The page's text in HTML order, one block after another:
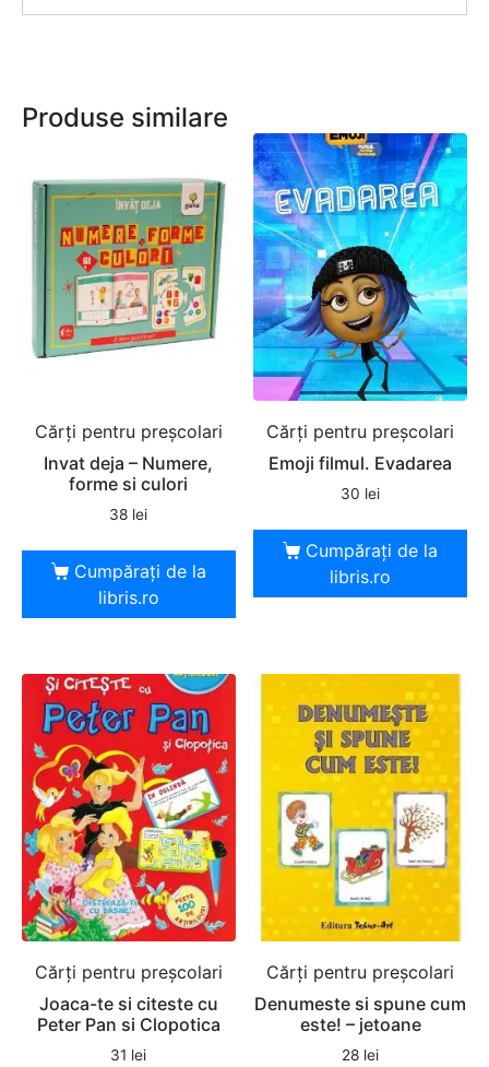
Produse similare
Cărți pentru preșcolari
Invat deja – Numere,
forme si culori
38 lei
Cumpărați de la
libris.ro
Cărți pentru preșcolari
Emoji filmul. Evadarea
30 lei
Cumpărați de la
libris.ro
Cărți pentru preșcolari
Joaca-te si citeste cu
Peter Pan si Clopotica
31 lei
Cărți pentru preșcolari
Denumeste si spune cum
este! – jetoane
28 lei